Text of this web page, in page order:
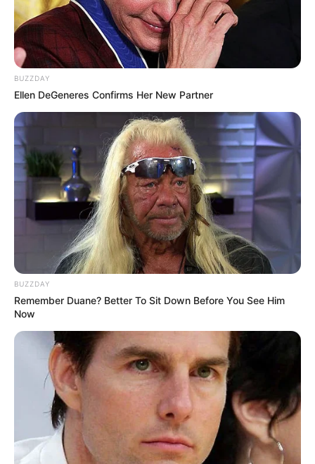
Bastien prévient Georges : Mona est en train de se faire avoir
BUZZDAY
Ellen DeGeneres Confirms Her New Partner
BUZZDAY
Remember Duane? Better To Sit Down Before You See Him
Now